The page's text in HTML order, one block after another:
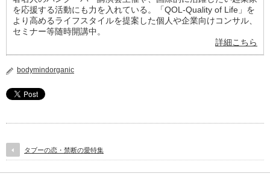
を応援する活動にも力を入れている。「QOL-Quality of Life」を
より高めるライフスタイルを提案した個人や企業向けコンサル、
セミナー等随時開講中。
詳細こちら
bodymindorganic
タブーの恋・禁断の愛特集